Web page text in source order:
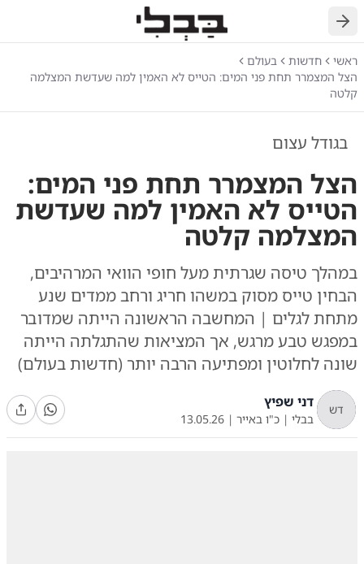
חזרה
ראשי חדשות
בעולם
הצל המצמרר תחת פני המים: הטייס לא האמין למה שעדשת המצלמה
קלטה
בגודל עצום
הצל המצמרר תחת פני המים:
הטייס לא האמין למה שעדשת
המצלמה קלטה
במהלך טיסה שגרתית מעל חופי הוואי המרהיבים,
הבחין טייס מסוק במשהו חריג ורחב ממדים שנע
מתחת לגלים | המחשבה הראשונה הייתה שמדובר
במפגש טבע מרגש, אך המציאות שהתגלתה הייתה
שונה לחלוטין ומפתיעה הרבה יותר (חדשות בעולם)
דש דני שפיץ
בבלי | כ"ו באייר |
13.05.26